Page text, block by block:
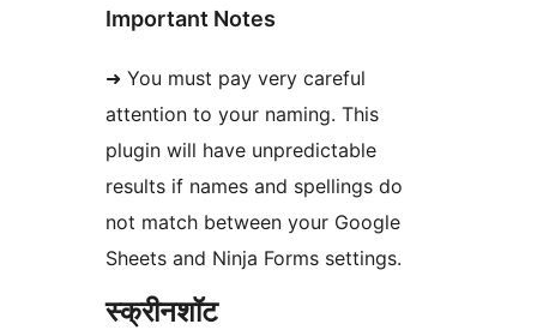
Important Notes
➜ You must pay very careful
attention to your naming. This
plugin will have unpredictable
results if names and spellings do
not match between your Google
Sheets and Ninja Forms settings.
स्क्रीनशॉट